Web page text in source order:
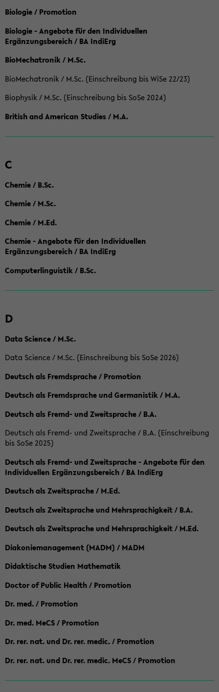
Biologie / Promotion
Biologie - Angebote für den Individuellen
Ergänzungsbereich / BA IndiErg
BioMechatronik / M.Sc.
BioMechatronik / M.Sc. (Einschreibung bis WiSe 22/23)
Biophysik / M.Sc. (Einschreibung bis SoSe 2024)
British and American Studies / M.A.
C
Chemie / B.Sc.
Chemie / M.Sc.
Chemie / M.Ed.
Chemie - Angebote für den Individuellen
Ergänzungsbereich / BA IndiErg
Computerlinguistik / B.Sc.
D
Data Science / M.Sc.
Data Science / M.Sc. (Einschreibung bis SoSe 2026)
Deutsch als Fremdsprache / Promotion
Deutsch als Fremdsprache und Germanistik / M.A.
Deutsch als Fremd- und Zweitsprache / B.A.
Deutsch als Fremd- und Zweitsprache / B.A. (Einschreibung
bis SoSe 2025)
Deutsch als Fremd- und Zweitsprache - Angebote für den
Individuellen Ergänzungsbereich / BA IndiErg
Deutsch als Zweitsprache / M.Ed.
Deutsch als Zweitsprache und Mehrsprachigkeit / B.A.
Deutsch als Zweitsprache und Mehrsprachigkeit / M.Ed.
Diakoniemanagement (MADM) / MADM
Didaktische Studien Mathematik
Doctor of Public Health / Promotion
Dr. med. / Promotion
Dr. med. MeCS / Promotion
Dr. rer. nat. und Dr. rer. medic. / Promotion
Dr. rer. nat. und Dr. rer. medic. MeCS / Promotion